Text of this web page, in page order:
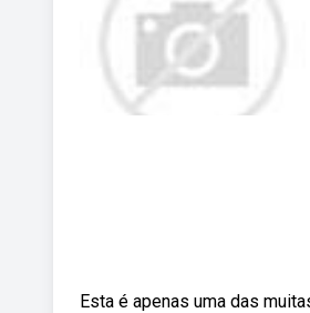
Esta é apenas uma das